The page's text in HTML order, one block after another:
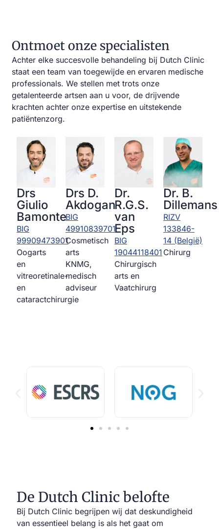
Ontmoet onze specialisten
Achter elke succesvolle behandeling bij Dutch Clinic
staat een team van toegewijde en ervaren medische
professionals. We stellen met trots onze
getalenteerde artsen aan u voor, de drijvende
krachten achter onze expertise en uitstekende
patiëntenzorg.
Drs
Giulio
Bamonte
BIG
99909473901
Oogarts
en
vitreoretinale-
en
cataractchirurgie
Drs D.
Akdogan
BIG
49910839701
Cosmetisch
arts
KNMG,
medisch
adviseur
Dr.
R.G.S.
van
Eps
BIG
19044118401
Chirurgisch
arts en
Vaatchirurg
Dr. B.
Dillemans
RIZV
133846-
14 (België)
Chirurg
De Dutch Clinic belofte
Bij Dutch Clinic begrijpen wij dat deskundigheid
van essentieel belang is als het gaat om